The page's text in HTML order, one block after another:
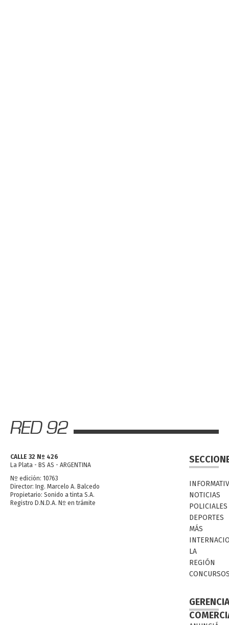
CALLE 32 Nº 426
La Plata - BS AS - ARGENTINA
Nº edición: 10763
Director: Ing. Marcelo A. Balcedo
Propietario: Sonido a tinta S.A.
Registro D.N.D.A. Nº en trámite
NOTICIAS
POLICIALES
DEPORTES
MÁS
LA
REGIÓN